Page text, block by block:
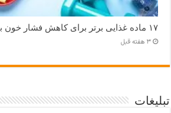
۱۷ ماده غذایی برتر برای کاهش فشار خون بالا به‌صورت طبیعی
3 هفته قبل
تبلیغات